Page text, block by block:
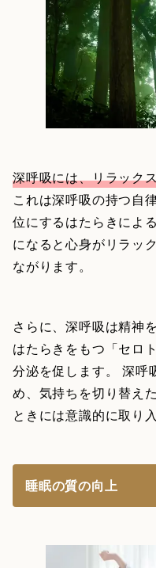
深呼吸には、リラック
これは深呼吸の持つ自
位にするはたらきによ
になると心身がリラッ
ながります。
さらに、深呼吸は精神
はたらきをもつ「セロ
分泌を促します。 深呼
め、気持ちを切り替え
ときには意識的に取り
睡眠の質の向上